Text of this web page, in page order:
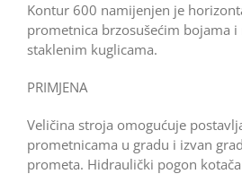
Kontur 600 namijenjen je
prometnica brzosušećim bojama
staklenim kuglicama.
PRIMJENA
Veličina stroja omogućuje
prometnicama u gradu i izvan
prometa. Hidraulički pogon